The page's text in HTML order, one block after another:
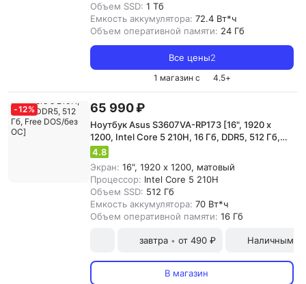
Объем SSD: 1 Тб
Емкость аккумулятора: 72.4 Вт*ч
Объем оперативной памяти: 24 Гб
Все цены2
1 магазин с 4.5+
-12% 65 990 ₽
Ноутбук Asus S3607VA-RP173 [16", 1920 x
1200, Intel Core 5 210H, 16 Гб, DDR5, 512 Гб,
Free DOS/без ОС]
4.8
Экран: 16", 1920 x 1200, матовый
Процессор: Intel Core 5 210H
Объем SSD: 512 Гб
Емкость аккумулятора: 70 Вт*ч
Объем оперативной памяти: 16 Гб
завтра • от 490 ₽ Наличными
В магазин